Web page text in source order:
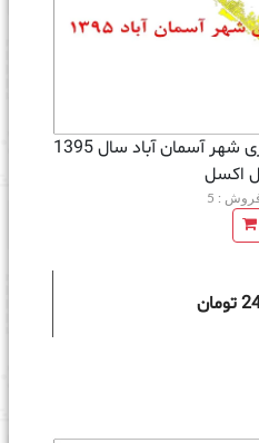
نقشه شیپ فایل بلوک آماری شهر آسمان آباد سال 1395
اكسل
: 5